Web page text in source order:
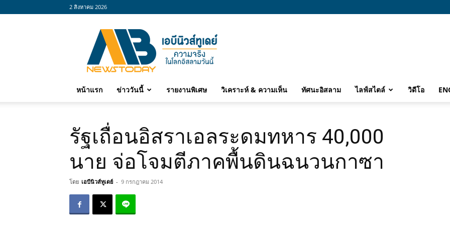
2 สิงหาคม 2026
abnewstoday
หน้าแรก ข่าววันนี้ รายงานพิเศษ วิเคราะห์ & ความเห็น ทัศนะอิสลาม ไลฟ์สไตล์ วิดีโอ
รัฐเถื่อนอิสราเอลระดมทหาร 40,000
นาย จ่อโจมตีภาคพื้นดินฉนวนกาซา
โดย เอบีนิวส์ทูเดย์ - 9 กรกฎาคม 2014